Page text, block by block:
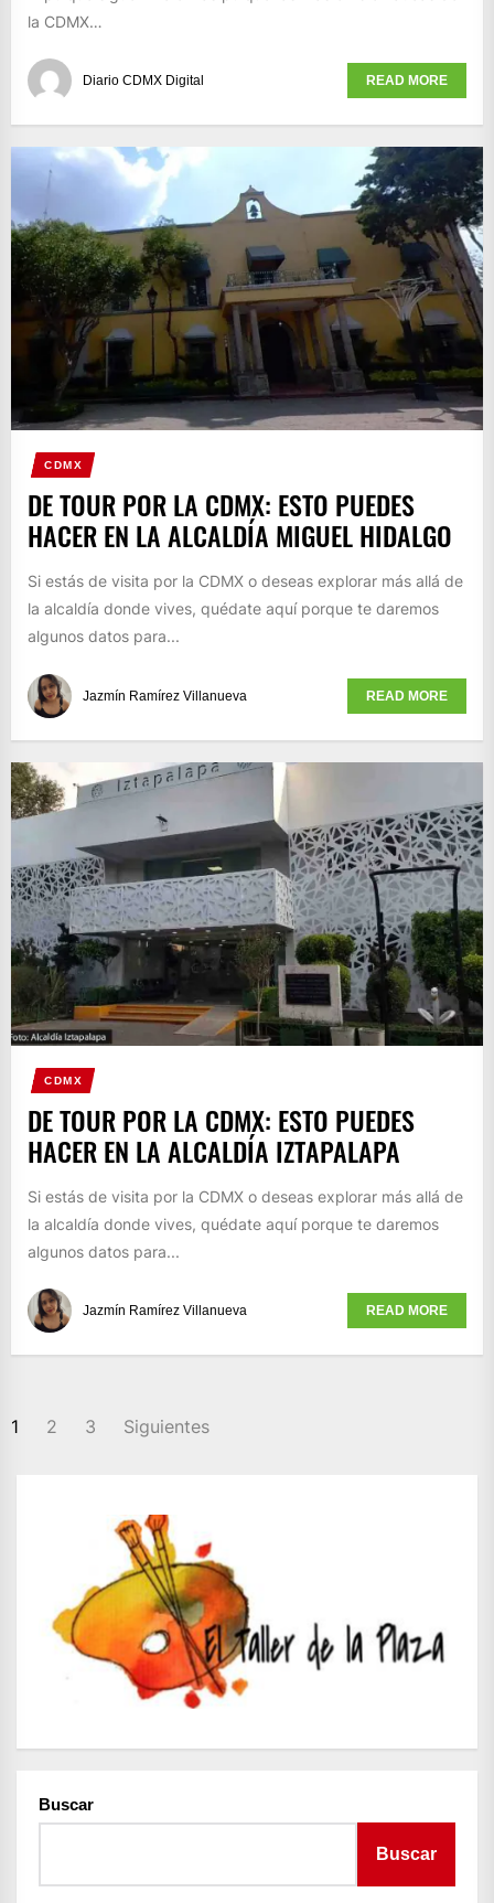
la CDMX…
Diario CDMX Digital READ MORE
CDMX
DE TOUR POR LA CDMX: ESTO PUEDES
HACER EN LA ALCALDÍA MIGUEL HIDALGO
Si estás de visita por la CDMX o deseas explorar más allá de
la alcaldía donde vives, quédate aquí porque te daremos
algunos datos para...
Jazmín Ramírez Villanueva READ MORE
CDMX
DE TOUR POR LA CDMX: ESTO PUEDES
HACER EN LA ALCALDÍA IZTAPALAPA
Si estás de visita por la CDMX o deseas explorar más allá de
la alcaldía donde vives, quédate aquí porque te daremos
algunos datos para...
Jazmín Ramírez Villanueva READ MORE
PAGINACIÓN
1 2 3 Siguientes
Buscar
Buscar